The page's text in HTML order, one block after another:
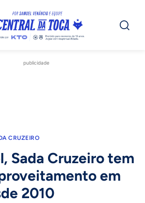
publicidade
CRUZEIRO
Sada Cruzeiro tem
em
2010